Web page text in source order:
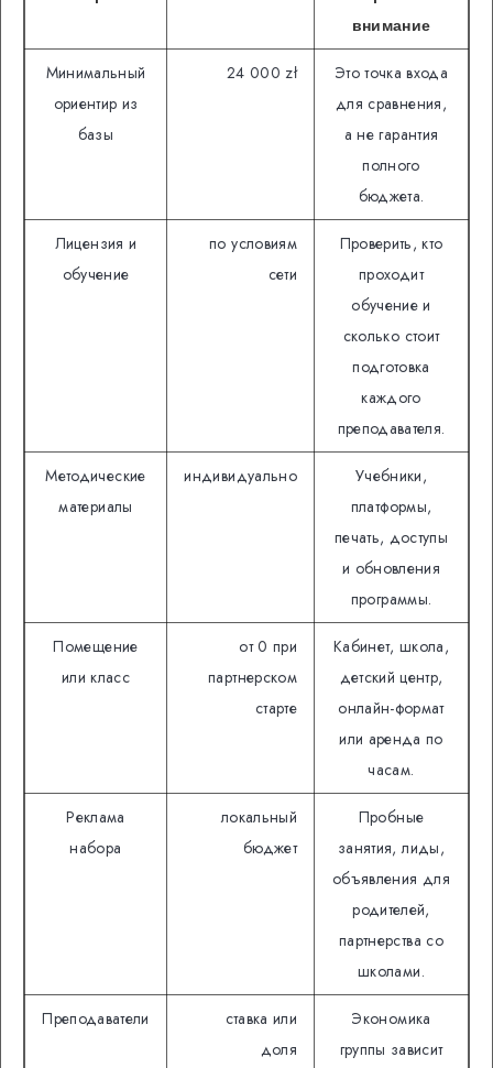
внимание
Минимальный
ориентир из
базы
24 000 zł
Это точка входа
для сравнения,
а не гарантия
полного
бюджета.
Лицензия и
обучение
по условиям
сети
Проверить, кто
проходит
обучение и
сколько стоит
подготовка
каждого
преподавателя.
Методические
материалы
индивидуально
Учебники,
платформы,
печать, доступы
и обновления
программы.
Помещение
или класс
от 0 при
партнерском
старте
Кабинет, школа,
детский центр,
онлайн-формат
или аренда по
часам.
Реклама
набора
локальный
бюджет
Пробные
занятия, лиды,
объявления для
родителей,
партнерства со
школами.
Преподаватели
ставка или
доля
Экономика
группы зависит